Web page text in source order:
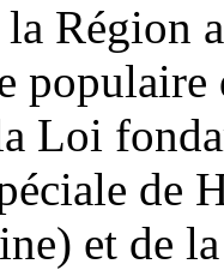
Région
populaire
Loi
de
et de